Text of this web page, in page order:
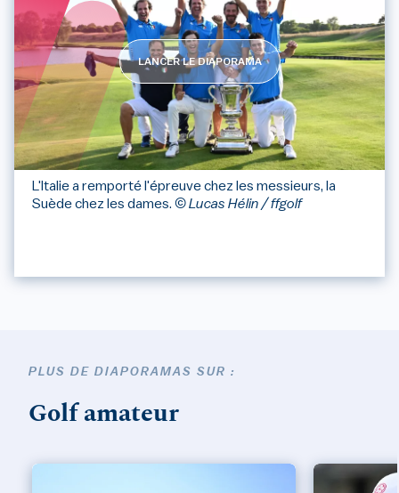
LANCER LE DIAPORAMA
L'Italie a remporté l'épreuve chez les messieurs, la
Suède chez les dames. © Lucas Hélin / ffgolf
PLUS DE DIAPORAMAS SUR :
Golf amateur